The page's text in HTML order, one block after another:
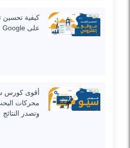
كيفية تحسين
على Google في 5 خطوات سهلة
أقوى كورس
محركات
وتصدر النتائج